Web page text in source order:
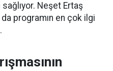
Neşet Ertaş
programın en çok ilgi